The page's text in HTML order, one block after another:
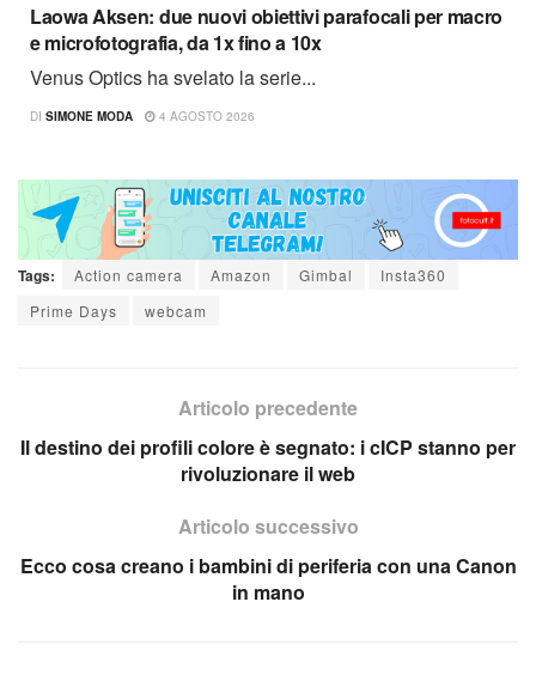
Laowa Aksen: due nuovi obiettivi parafocali per macro
e microfotografia, da 1x fino a 10x
Venus Optics ha svelato la serie...
DI SIMONE MODA 4 AGOSTO 2026
Tags: Action camera Amazon Gimbal
Insta360
Prime Days
webcam
Articolo precedente
Il destino dei profili colore è segnato: i cICP stanno per
rivoluzionare il web
Articolo successivo
Ecco cosa creano i bambini di periferia con una Canon
in mano